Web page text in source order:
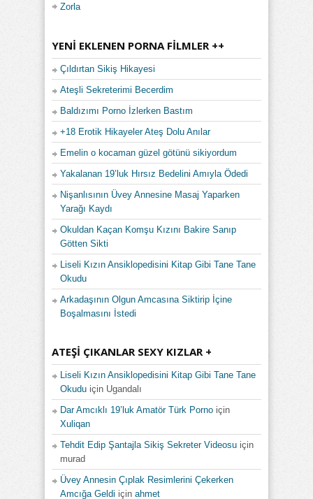
Zorla
YENI EKLENEN PORNA FILMLER ++
Çıldırtan Sikiş Hikayesi
Ateşli Sekreterimi Becerdim
Baldızımı Porno İzlerken Bastım
+18 Erotik Hikayeler Ateş Dolu Anılar
Emelin o kocaman güzel götünü sikiyordum
Yakalanan 19’luk Hırsız Bedelini Amıyla Ödedi
Nişanlısının Üvey Annesine Masaj Yaparken
Yarağı Kaydı
Okuldan Kaçan Komşu Kızını Bakire Sanıp
Götten Sikti
Liseli Kızın Ansiklopedisini Kitap Gibi Tane Tane
Okudu
Arkadaşının Olgun Amcasına Siktirip İçine
Boşalmasını İstedi
ATEŞI ÇIKANLAR SEXY KIZLAR +
Liseli Kızın Ansiklopedisini Kitap Gibi Tane Tane
Okudu için Ugandalı
Dar Amcıklı 19’luk Amatör Türk Porno için
Xuliqan
Tehdit Edip Şantajla Sikiş Sekreter Videosu için
murad
Üvey Annesin Çıplak Resimlerini Çekerken
Amcığa Geldi için ahmet